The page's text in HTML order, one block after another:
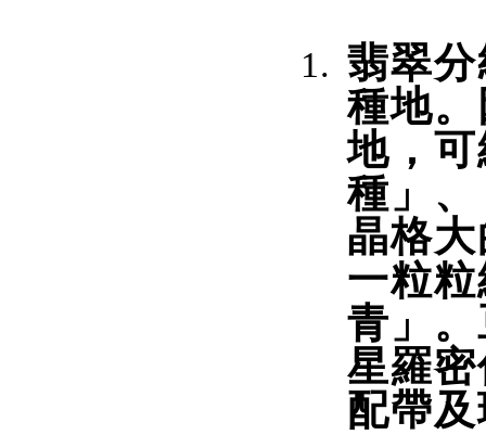
翡翠
種地
地，
種」
晶格
一粒
青」
星羅
配帶